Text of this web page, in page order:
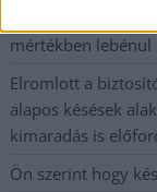
mértékben lebénul
Elromlott a
alapos késések
kimaradás is
Ön szerint hogy